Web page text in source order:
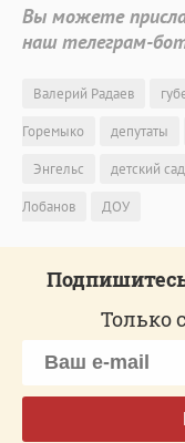
Вы можете
наш телеграм-
Валерий Радаев
Горемыко
депутаты
Энгельс
детский сад
Лобанов
ДОУ
Только